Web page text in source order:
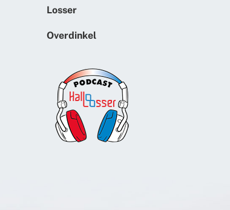
Losser
Overdinkel